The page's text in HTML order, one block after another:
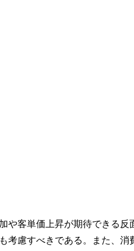
や客単価上昇が期待できる
考慮すべきである。また、